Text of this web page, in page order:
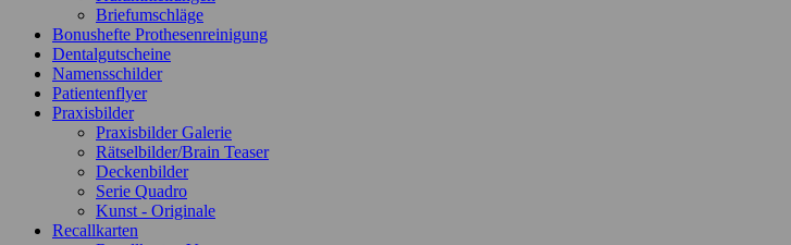
Briefumschläge
Bonushefte Prothesenreinigung
Dentalgutscheine
Namensschilder
Patientenflyer
Praxisbilder
Praxisbilder Galerie
Rätselbilder/Brain Teaser
Deckenbilder
Serie Quadro
Kunst - Originale
Recallkarten